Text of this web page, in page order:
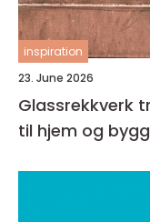
inspiration
23. June 2026
Glassrekkverk trygge og elegante løsninger
til hjem og bygg